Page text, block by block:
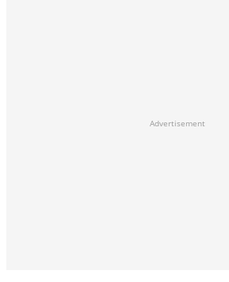
Advertisement